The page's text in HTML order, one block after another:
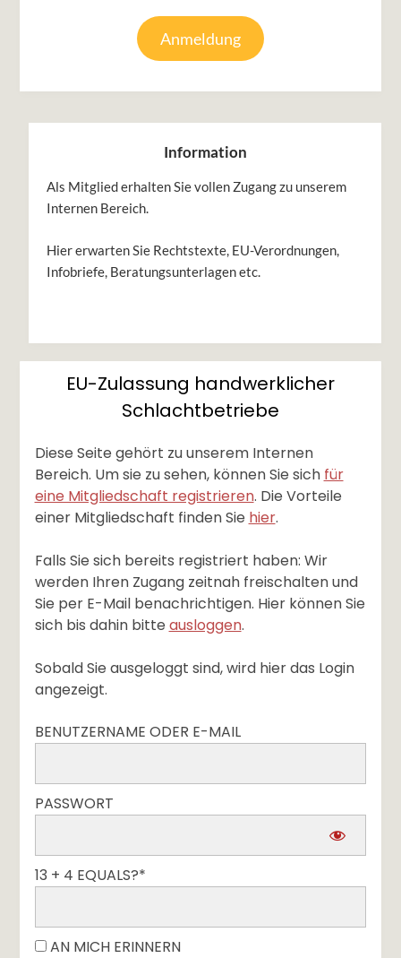
Anmeldung
Information
Als Mitglied erhalten Sie vollen Zugang zu unserem
Internen Bereich.
Hier erwarten Sie Rechtstexte, EU-Verordnungen,
Infobriefe, Beratungsunterlagen etc.
EU-Zulassung handwerklicher
Schlachtbetriebe
Diese Seite gehört zu unserem Internen
Bereich. Um sie zu sehen, können Sie sich für
eine Mitgliedschaft registrieren. Die Vorteile
einer Mitgliedschaft finden Sie hier.
Falls Sie sich bereits registriert haben: Wir
werden Ihren Zugang zeitnah freischalten und
Sie per E-Mail benachrichtigen. Hier können Sie
sich bis dahin bitte ausloggen.
Sobald Sie ausgeloggt sind, wird hier das Login
angezeigt.
BENUTZERNAME ODER E-MAIL
PASSWORT
13 + 4 EQUALS?*
AN MICH ERINNERN